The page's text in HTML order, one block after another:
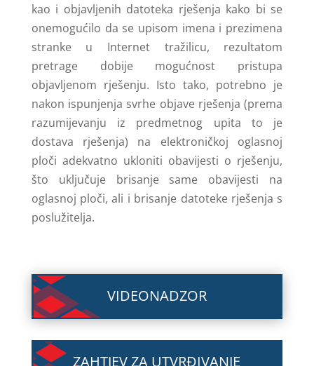
kao i objavljenih datoteka rješenja kako bi se
onemogućilo da se upisom imena i prezimena
stranke u Internet tražilicu, rezultatom
pretrage dobije mogućnost pristupa
objavljenom rješenju. Isto tako, potrebno je
nakon ispunjenja svrhe objave rješenja (prema
razumijevanju iz predmetnog upita to je
dostava rješenja) na elektroničkoj oglasnoj
ploči adekvatno ukloniti obavijesti o rješenju,
što uključuje brisanje same obavijesti na
oglasnoj ploči, ali i brisanje datoteke rješenja s
poslužitelja.
VIDEONADZOR
ZAHTJEV ZA UTVRĐIVANJE